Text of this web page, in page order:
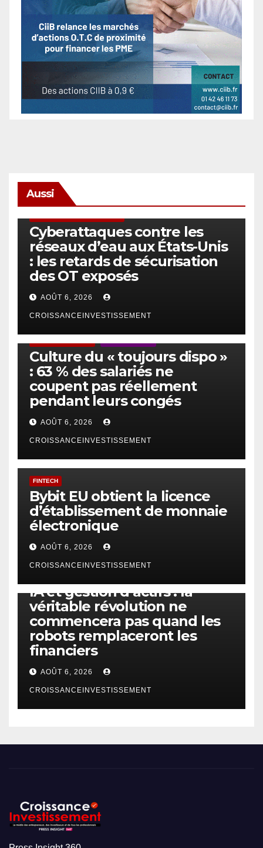
Aussi
Cyberattaques contre les
réseaux d’eau aux États-Unis
: les retards de sécurisation
des OT exposés
AOÛT 6, 2026
CROISSANCEINVESTISSEMENT
Culture du « toujours dispo »
: 63 % des salariés ne
coupent pas réellement
pendant leurs congés
AOÛT 6, 2026
CROISSANCEINVESTISSEMENT
FINTECH
Bybit EU obtient la licence
d’établissement de monnaie
électronique
AOÛT 6, 2026
CROISSANCEINVESTISSEMENT
IA et gestion d’actifs : la
véritable révolution ne
commencera pas quand les
robots remplaceront les
financiers
AOÛT 6, 2026
CROISSANCEINVESTISSEMENT